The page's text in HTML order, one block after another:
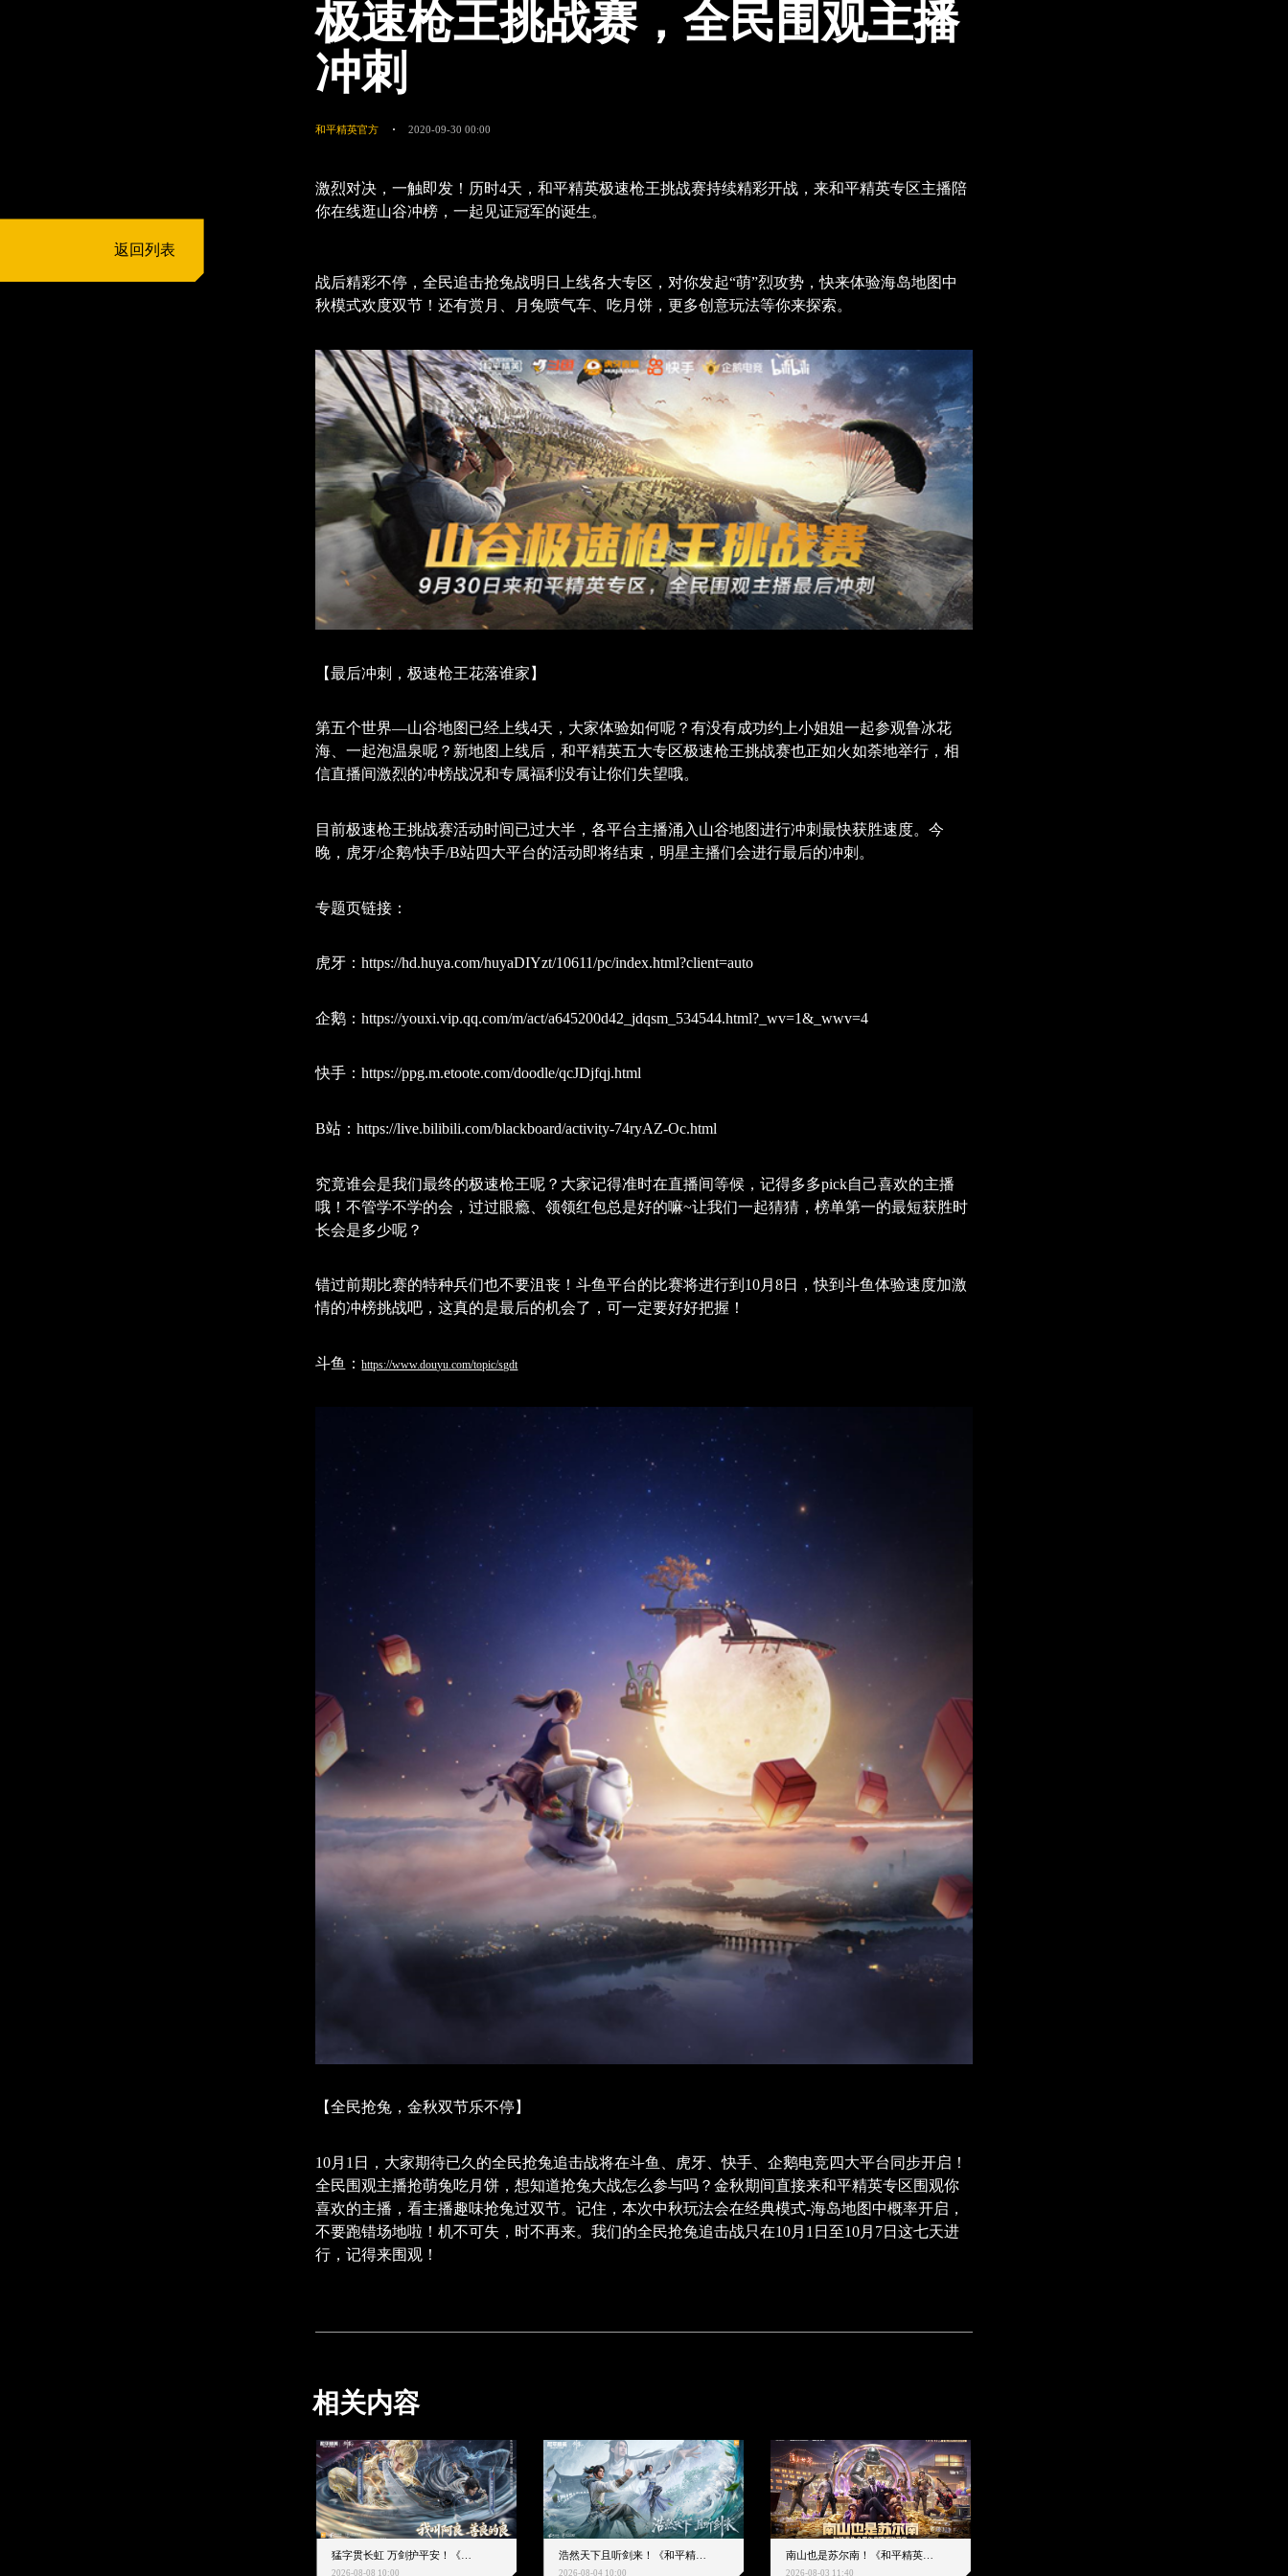
返回列表
极速枪王挑战赛，全民围观主播
冲刺
和平精英官方 2020-09-30 00:00
激烈对决，一触即发！历时4天，和平精英极速枪王挑战赛持续精彩开战，来和平精英专区主播陪
你在线逛山谷冲榜，一起见证冠军的诞生。
战后精彩不停，全民追击抢兔战明日上线各大专区，对你发起“萌”烈攻势，快来体验海岛地图中
秋模式欢度双节！还有赏月、月兔喷气车、吃月饼，更多创意玩法等你来探索。
【最后冲刺，极速枪王花落谁家】
第五个世界—山谷地图已经上线4天，大家体验如何呢？有没有成功约上小姐姐一起参观鲁冰花
海、一起泡温泉呢？新地图上线后，和平精英五大专区极速枪王挑战赛也正如火如荼地举行，相
信直播间激烈的冲榜战况和专属福利没有让你们失望哦。
目前极速枪王挑战赛活动时间已过大半，各平台主播涌入山谷地图进行冲刺最快获胜速度。今
晚，虎牙/企鹅/快手/B站四大平台的活动即将结束，明星主播们会进行最后的冲刺。
专题页链接：
虎牙：https://hd.huya.com/huyaDIYzt/10611/pc/index.html?client=auto
企鹅：https://youxi.vip.qq.com/m/act/a645200d42_jdqsm_534544.html?_wv=1&_wwv=4
快手：https://ppg.m.etoote.com/doodle/qcJDjfqj.html
B站：https://live.bilibili.com/blackboard/activity-74ryAZ-Oc.html
究竟谁会是我们最终的极速枪王呢？大家记得准时在直播间等候，记得多多pick自己喜欢的主播
哦！不管学不学的会，过过眼瘾、领领红包总是好的嘛~让我们一起猜猜，榜单第一的最短获胜时
长会是多少呢？
错过前期比赛的特种兵们也不要沮丧！斗鱼平台的比赛将进行到10月8日，快到斗鱼体验速度加激
情的冲榜挑战吧，这真的是最后的机会了，可一定要好好把握！
斗鱼：https://www.douyu.com/topic/sgdt
【全民抢兔，金秋双节乐不停】
10月1日，大家期待已久的全民抢兔追击战将在斗鱼、虎牙、快手、企鹅电竞四大平台同步开启！
全民围观主播抢萌兔吃月饼，想知道抢兔大战怎么参与吗？金秋期间直接来和平精英专区围观你
喜欢的主播，看主播趣味抢兔过双节。记住，本次中秋玩法会在经典模式-海岛地图中概率开启，
不要跑错场地啦！机不可失，时不再来。我们的全民抢兔追击战只在10月1日至10月7日这七天进
行，记得来围观！
相关内容
2026-08-08 10:00
浩然天下且听剑来！《和平精英》携手《剑来》动画重磅联动来袭
2026-08-04 10:00
南山也是苏尔南！《和平精英》地铁逃生2周年爽赚派对重磅来袭
2026-08-03 11:40